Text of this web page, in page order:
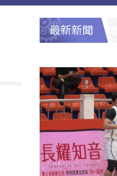
最新新聞